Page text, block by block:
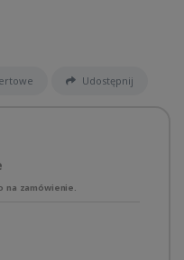
Udostępnij
na zamówienie.